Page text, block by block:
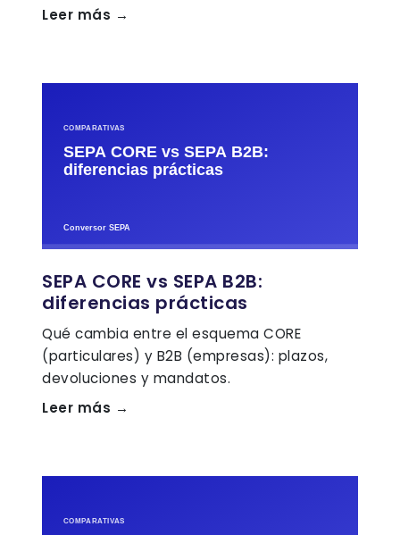
Leer más →
SEPA CORE vs SEPA B2B:
diferencias prácticas
Qué cambia entre el esquema CORE
(particulares) y B2B (empresas): plazos,
devoluciones y mandatos.
Leer más →